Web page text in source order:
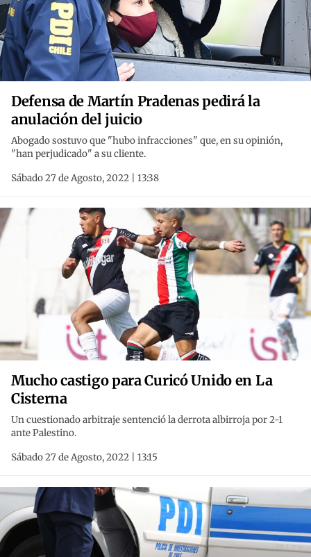
Defensa de Martín Pradenas pedirá la
anulación del juicio
Abogado sostuvo que "hubo infracciones" que, en su opinión,
"han perjudicado" a su cliente.
Sábado 27 de Agosto, 2022 | 13:38
Mucho castigo para Curicó Unido en La
Cisterna
Un cuestionado arbitraje sentenció la derrota albirroja por 2-1
ante Palestino.
Sábado 27 de Agosto, 2022 | 13:15